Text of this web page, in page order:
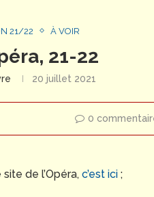
21/22 À VOIR
21-22
20 juillet 2021
0
de l’Opéra, c’est ici ;